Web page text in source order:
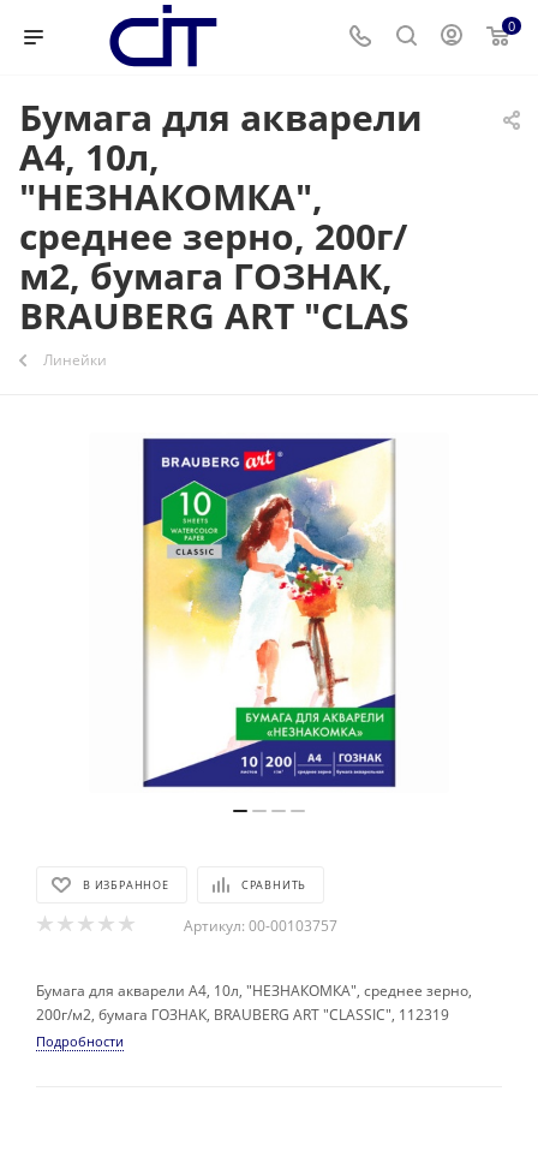
0
Бумага для акварели
А4, 10л,
"НЕЗНАКОМКА",
среднее зерно, 200г/
м2, бумага ГОЗНАК,
BRAUBERG ART "CLAS
Линейки
В ИЗБРАННОЕ СРАВНИТЬ
Артикул: 00-00103757
Бумага для акварели А4, 10л, "НЕЗНАКОМКА", среднее зерно,
200г/м2, бумага ГОЗНАК, BRAUBERG ART "CLASSIC", 112319
Подробности